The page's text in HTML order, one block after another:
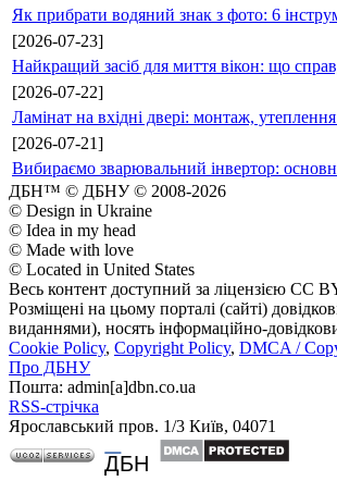
Як прибрати водяний знак з фото: 6
[2026-07-23]
Найкращий засіб для миття вікон: що
[2026-07-22]
Ламінат на вхідні двері: монтаж,
[2026-07-21]
Вибираємо зварювальний інвертор:
ДБН™ © ДБНУ © 2008-2026
© Design in Ukraine
© Idea in my head
© Made with love
© Located in United States
Весь контент доступний за ліцензією CC
Розміщені на цьому порталі (сайті)
виданнями), носять інформаційно-
Cookie Policy, Copyright Policy, DMCA /
Про ДБНУ
Пошта: admin[а]dbn.co.ua
RSS-стрічка
Ярославський пров. 1/3 Київ, 04071